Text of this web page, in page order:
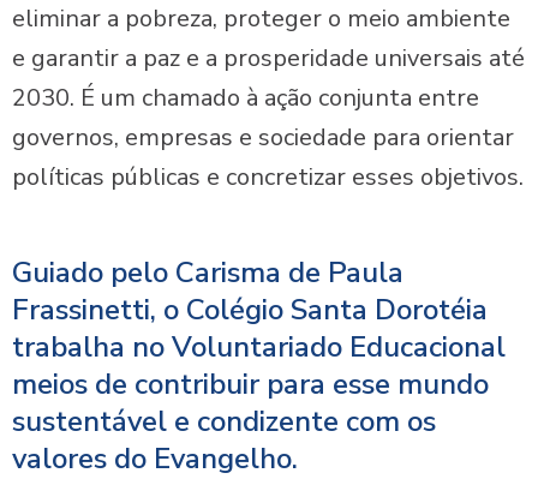
eliminar a pobreza, proteger o meio ambiente
e garantir a paz e a prosperidade universais até
2030. É um chamado à ação conjunta entre
governos, empresas e sociedade para orientar
políticas públicas e concretizar esses objetivos.
Guiado pelo Carisma de Paula
Frassinetti, o Colégio Santa Dorotéia
trabalha no Voluntariado Educacional
meios de contribuir para esse mundo
sustentável e condizente com os
valores do Evangelho.